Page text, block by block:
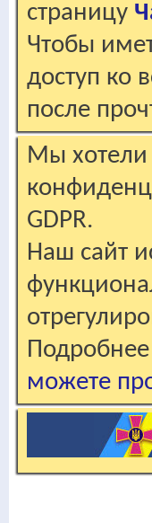
страницу
Чтобы
доступ ко
после
Мы хотели
GDPR.
Наш сайт
Подробнее
можете